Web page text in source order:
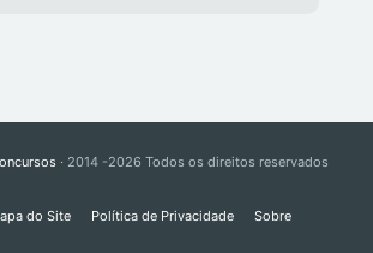
· 2014 -2026 Todos os direitos reservados
do Site Política de Privacidade Sobre